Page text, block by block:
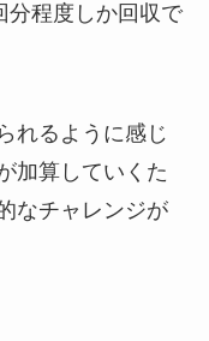
分程度しか回収で
れるように感じ
加算していくた
なチャレンジが